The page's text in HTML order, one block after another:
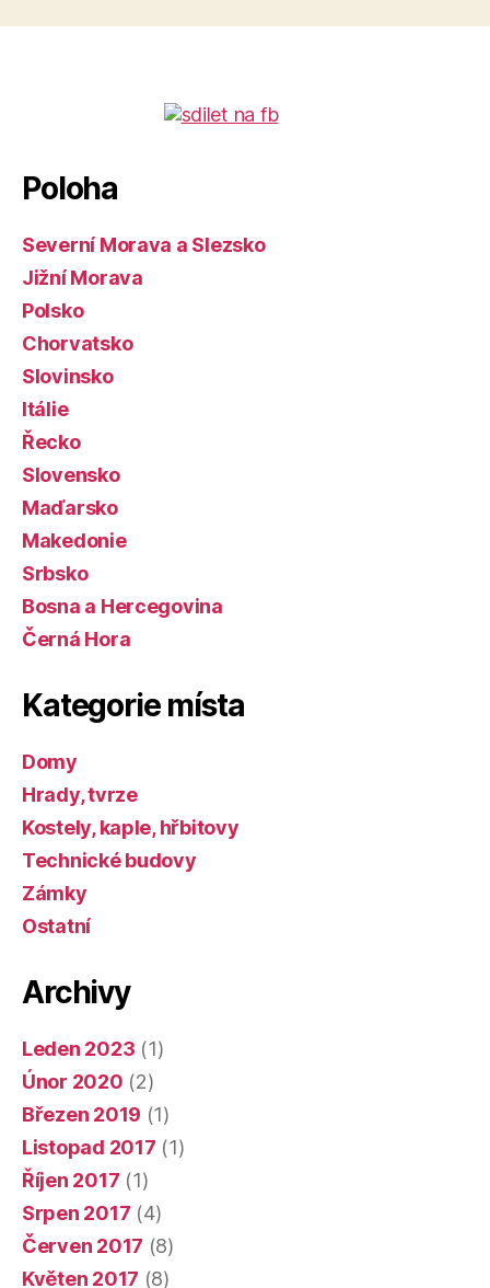
Poloha
Severní Morava a Slezsko
Jižní Morava
Polsko
Chorvatsko
Slovinsko
Itálie
Řecko
Slovensko
Maďarsko
Makedonie
Srbsko
Bosna a Hercegovina
Černá Hora
Kategorie místa
Domy
Hrady, tvrze
Kostely, kaple, hřbitovy
Technické budovy
Zámky
Ostatní
Archivy
Leden 2023 (1)
Únor 2020 (2)
Březen 2019 (1)
Listopad 2017 (1)
Říjen 2017 (1)
Srpen 2017 (4)
Červen 2017 (8)
Květen 2017 (8)